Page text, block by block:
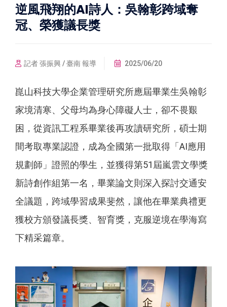
逆風飛翔的AI詩人：吳翰彰跨域奪
冠、榮獲議長獎
記者 張振興 / 臺南 報導 2025/06/20
崑山科技大學企業管理研究所應屆畢業生吳翰彰
家境清寒、父母均為身心障礙人士，卻不畏艱
困，從資訊工程系畢業後再攻讀研究所，碩士期
間考取專業認證，成為全國第一批取得「AI應用
規劃師」證照的學生，並獲得第51屆嵐雲文學獎
新詩創作組第一名，畢業論文則深入探討交通安
全議題，跨域學習成果斐然，讓他在畢業典禮更
獲校方頒發議長獎、智育獎，克服逆境在學海寫
下精采篇章。